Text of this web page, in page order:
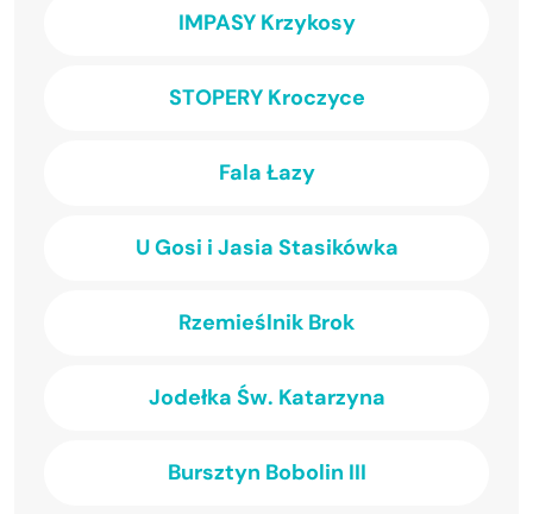
IMPASY Krzykosy
STOPERY Kroczyce
Fala Łazy
U Gosi i Jasia Stasikówka
Rzemieślnik Brok
Jodełka Św. Katarzyna
Bursztyn Bobolin III